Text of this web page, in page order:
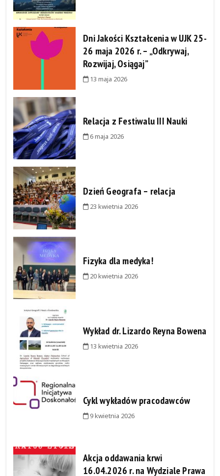
Dni Jakości Kształcenia w UJK 25-
26 maja 2026 r. – „Odkrywaj,
Rozwijaj, Osiągaj”
13 maja 2026
Relacja z Festiwalu III Nauki
6 maja 2026
Dzień Geografa – relacja
23 kwietnia 2026
Fizyka dla medyka!
20 kwietnia 2026
Wykład dr. Lizardo Reyna Bowena
13 kwietnia 2026
Cykl wykładów pracodawców
9 kwietnia 2026
Akcja oddawania krwi
16.04.2026 r. na Wydziale Prawa